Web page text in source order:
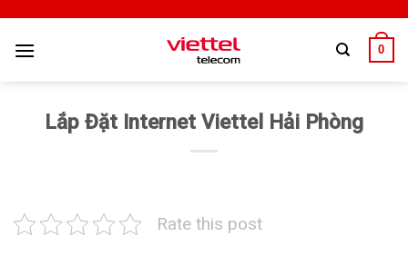
0
Lắp Đặt Internet Viettel Hải Phòng
Rate this post